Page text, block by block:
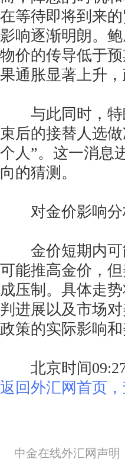
在等待即将到来
影响逐渐明朗。
物价的传导低于
果通胀显著上升
与此同时，特
束后的接替人选
个人”。这一消息
向的猜测。
对金价影响分
金价短期内可
可能推高金价，
成压制。具体走
判进展以及市场
政策的实际影响
北京时间09:27
返回外汇网首页
中金在线外汇网声